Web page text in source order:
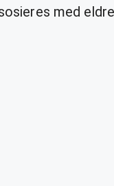
med eldre